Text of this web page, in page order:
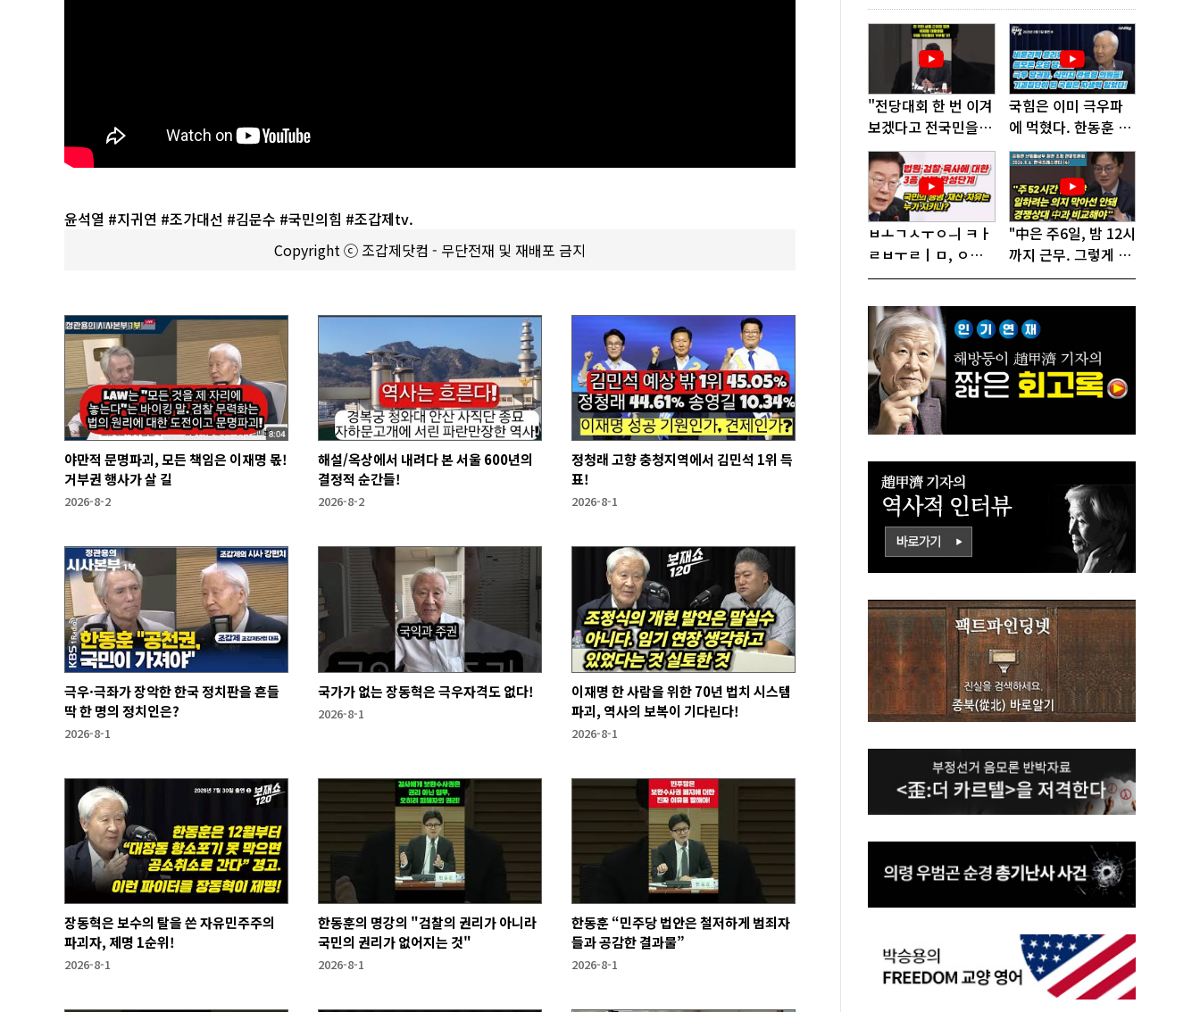
윤석열 #지귀연 #조가대선 #김문수 #국민의힘 #조갑제tv.
Copyright ⓒ 조갑제닷컴 - 무단전재 및 재배포 금지
야만적 문명파괴, 모든 책임은 이재명 몫!
거부권 행사가 살 길
2026-8-2
해설/옥상에서 내려다 본 서울 600년의
결정적 순간들!
2026-8-2
정청래 고향 충청지역에서 김민석 1위 득
표!
2026-8-1
극우·극좌가 장악한 한국 정치판을 흔들
딱 한 명의 정치인은?
2026-8-1
국가가 없는 장동혁은 극우자격도 없다!
2026-8-1
이재명 한 사람을 위한 70년 법치 시스템
파괴, 역사의 보복이 기다린다!
2026-8-1
장동혁은 보수의 탈을 쓴 자유민주주의
파괴자, 제명 1순위!
2026-8-1
한동훈의 명강의 "검찰의 권리가 아니라
국민의 권리가 없어지는 것"
2026-8-1
한동훈 “민주당 법안은 철저하게 범죄자
들과 공감한 결과물”
2026-8-1
"전당대회 한 번 이겨
보겠다고 전국민을
'지옥문'으로 밀어!"
국힘은 이미 극우파
에 먹혔다. 한동훈 창
당이 답!
ㅂㅗㄱㅅㅜㅇㅢ ㅋㅏ
ㄹㅂㅜㄹㅣㅁ, ㅇㅙ
ㄱㅜㄱㅁㅣㄴㄷㅡㄹ
ㅎㅏㄴㅏ?
"中은 주6일, 밤 12시
까지 근무. 그렇게 일
해서 어떻게 경쟁하